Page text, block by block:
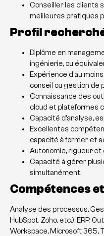
Conseiller les clients
meilleures pratiques
Profil
Diplôme en
ingénierie, ou
Expérience d’au
conseil ou gestion de
Connaissance des
cloud et plateformes
Capacité d’analyse,
Excellentes
capacité à former et
Autonomie, rigueur et
Capacité à gérer
simultanément.
Compétences
Analyse des processus,
HubSpot, Zoho, etc.), ERP,
Workspace, Microsoft 365,